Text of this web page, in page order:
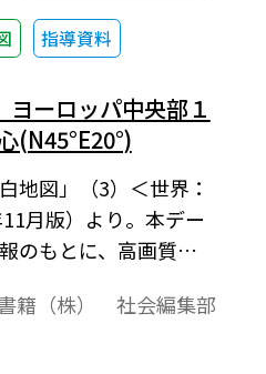
指導資料
ヨーロッパ中央部１
(N45°E20°)
地図」（3）＜世界：
月版）より。本デー
のもとに、高画質・
どで，自由に加工・
籍（株） 社会編集部